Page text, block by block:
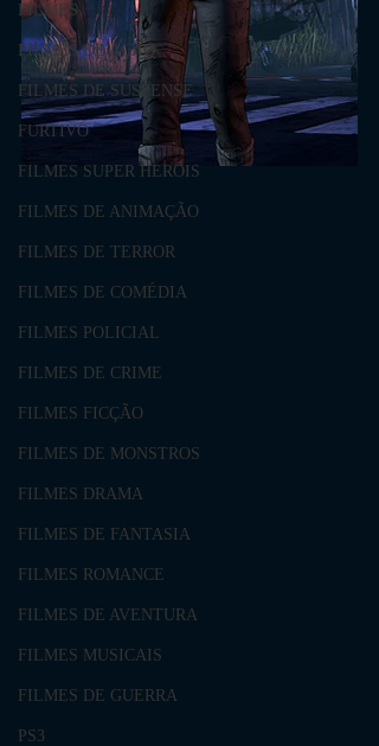
FILMES
FILMES DE AÇÃO
FILMES DE SUSPENSE
FURTIVO
FILMES SUPER HERÓIS
FILMES DE ANIMAÇÃO
FILMES DE TERROR
FILMES DE COMÉDIA
FILMES POLICIAL
FILMES DE CRIME
FILMES FICÇÃO
FILMES DE MONSTROS
FILMES DRAMA
FILMES DE FANTASIA
FILMES ROMANCE
FILMES DE AVENTURA
FILMES MUSICAIS
FILMES DE GUERRA
PS3